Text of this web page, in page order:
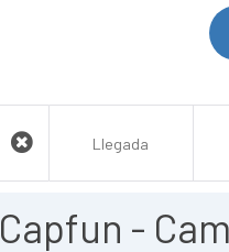
Capfun -